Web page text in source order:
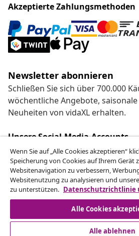
Akzeptierte Zahlungsmethoden
Newsletter abonnieren
Schließen Sie sich über 700.000
wöchentliche Angebote,
Neuheiten von vidaXL erhalten.
Unsere Social-Media-Accounts
Kundenservice
Business
Wenn Sie auf „Alle Cookies akzeptieren“
Speicherung von Cookies auf Ihrem Gerät
Websitenavigation zu verbessern,
Websitenutzung zu analysieren und
zu unterstützen. Datenschutzrichtlinie
Alle Cookies
Alle ablehnen